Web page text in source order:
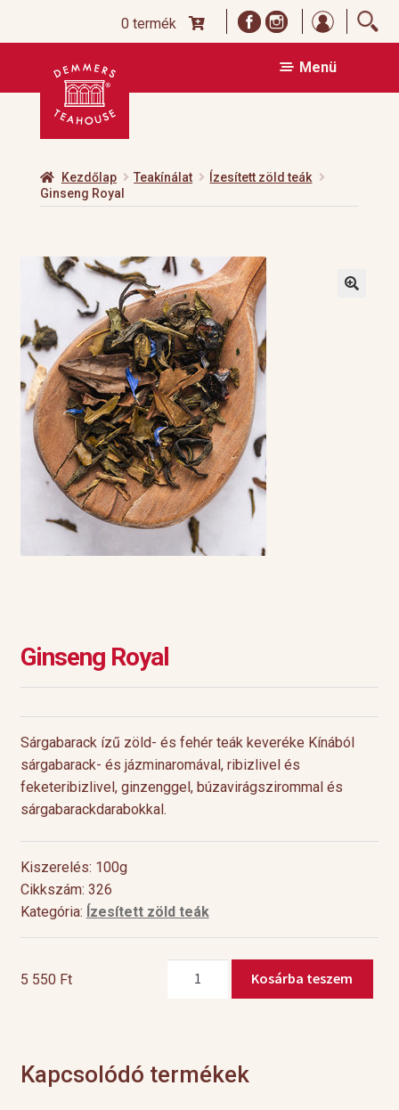
0 termék
Ugrás
navigációhoz
Kilépés
tartalomba
Menü
Kezdőlap Teakínálat
Ízesített zöld teák
Ginseng Royal
Ginseng Royal
Sárgabarack ízű zöld- és fehér teák keveréke Kínából
sárgabarack- és jázminaromával, ribizlivel és
feketeribizlivel, ginzenggel, búzavirágszirommal és
sárgabarackdarabokkal.
Kiszerelés: 100g
Cikkszám: 326
Kategória: Ízesített zöld teák
5 550 Ft
Royal
mennyiség
Kosárba teszem
Kapcsolódó termékek